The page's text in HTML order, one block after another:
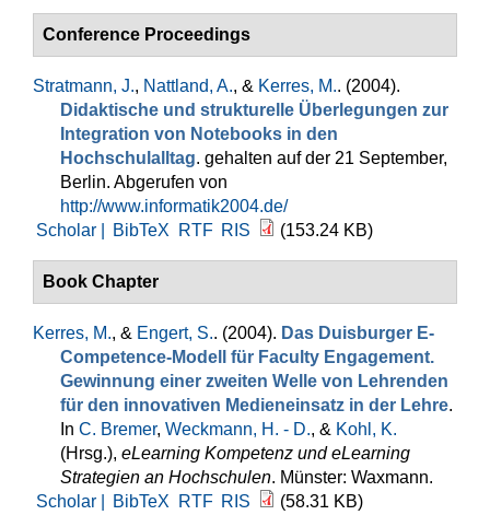
Conference Proceedings
Stratmann, J., Nattland, A., & Kerres, M.. (2004).
Didaktische und strukturelle Überlegungen zur
Integration von Notebooks in den
Hochschulalltag. gehalten auf der 21 September,
Berlin. Abgerufen von
http://www.informatik2004.de/
Scholar |
BibTeX RTF RIS (153.24 KB)
Book Chapter
Kerres, M., & Engert, S.. (2004). Das Duisburger E-
Competence-Modell für Faculty Engagement.
Gewinnung einer zweiten Welle von Lehrenden
für den innovativen Medieneinsatz in der Lehre.
In C. Bremer, Weckmann, H. - D., & Kohl, K.
(Hrsg.), eLearning Kompetenz und eLearning
Strategien an Hochschulen. Münster: Waxmann.
Scholar |
BibTeX RTF RIS (58.31 KB)